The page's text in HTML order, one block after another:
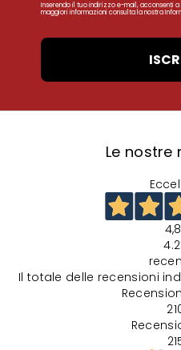
Inserendo il tuo indirizzo e-mail, acconsenti
maggiori informazioni consulta la nostra
Le nostre
4,8
Il totale delle recensioni